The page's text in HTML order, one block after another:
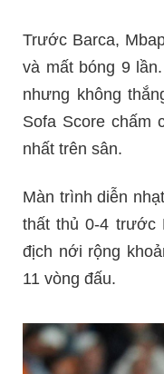
Trước Barca,
và mất bóng 9
nhưng không
Sofa Score chấm
nhất trên sân.
Màn trình diễn
thất thủ 0-4 trước
địch nới rộng
11 vòng đấu.